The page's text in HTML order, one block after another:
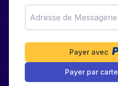
Payer avec
Payer par carte